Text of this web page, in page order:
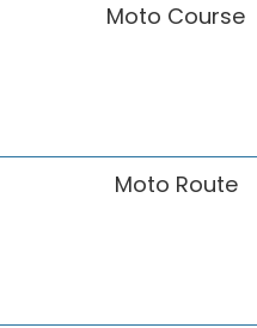
Moto Course
Moto Route